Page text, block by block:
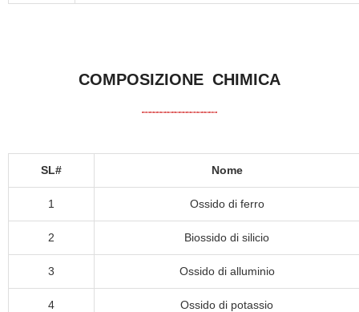
COMPOSIZIONE CHIMICA
SL# Nome
1 Ossido di ferro
2 Biossido di silicio
3 Ossido di alluminio
4 Ossido di potassio